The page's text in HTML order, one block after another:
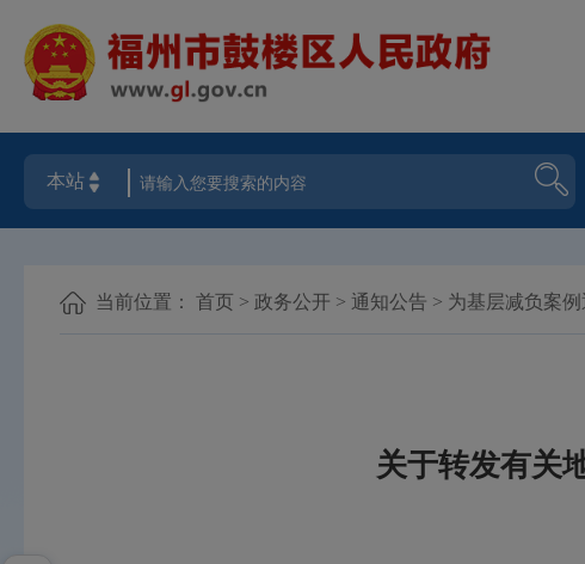
当前位置： 首页 > 政务公开 > 通知公告 > 为基层减负案例
关于转发有关